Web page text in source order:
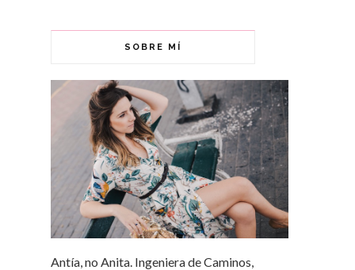
SOBRE MÍ
Antía, no Anita. Ingeniera de Caminos,